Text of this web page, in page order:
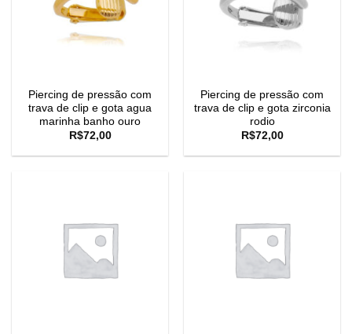
Piercing de pressão com
trava de clip e gota agua
marinha banho ouro
R$72,00
Piercing de pressão com
trava de clip e gota zirconia
rodio
R$72,00